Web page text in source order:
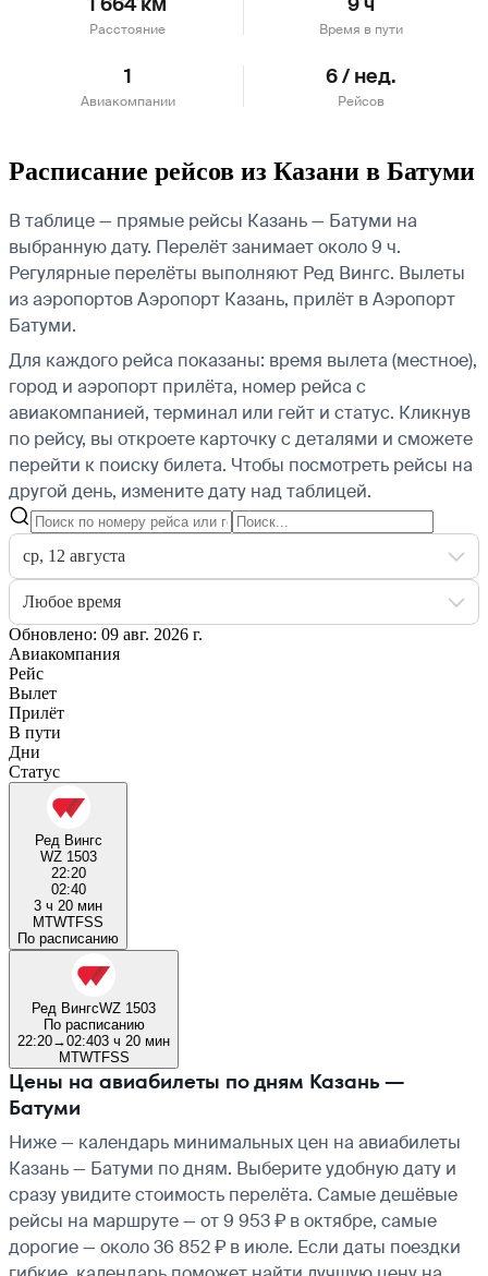
Расстояние Время в пути
1
Авиакомпании
6 / нед.
Рейсов
Расписание рейсов из Казани в Батуми
В таблице — прямые рейсы Казань — Батуми на
выбранную дату. Перелёт занимает около 9 ч.
Регулярные перелёты выполняют Ред Вингс. Вылеты
из аэропортов Аэропорт Казань, прилёт в Аэропорт
Батуми.
Для каждого рейса показаны: время вылета (местное),
город и аэропорт прилёта, номер рейса с
авиакомпанией, терминал или гейт и статус. Кликнув
по рейсу, вы откроете карточку с деталями и сможете
перейти к поиску билета. Чтобы посмотреть рейсы на
другой день, измените дату над таблицей.
ср, 12 августа
Любое время
Обновлено: 09 авг. 2026 г.
Авиакомпания
Рейс
Вылет
Прилёт
В пути
Дни
Статус
Ред Вингс
WZ 1503
22:20
02:40
3 ч 20 мин
MTWTFSS
По расписанию
Ред ВингсWZ 1503
По расписанию
22:20→02:403 ч 20 мин
MTWTFSS
Цены на авиабилеты по дням Казань —
Батуми
Ниже — календарь минимальных цен на авиабилеты
Казань — Батуми по дням. Выберите удобную дату и
сразу увидите стоимость перелёта. Самые дешёвые
рейсы на маршруте — от 9 953 ₽ в октябре, самые
дорогие — около 36 852 ₽ в июле. Если даты поездки